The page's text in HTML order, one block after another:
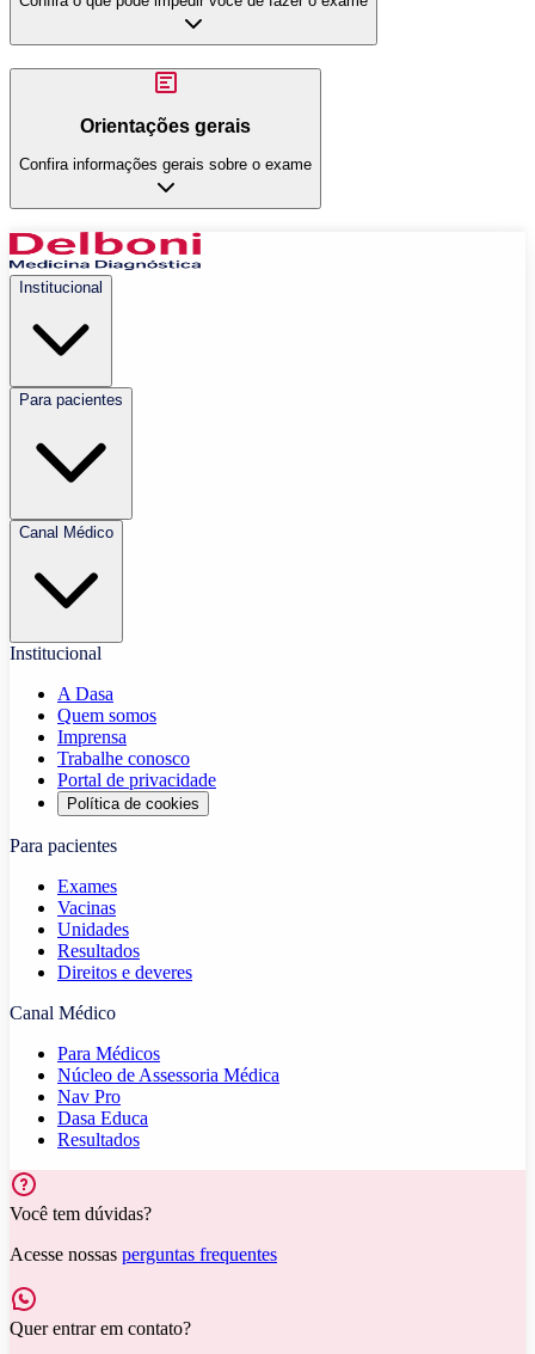
Orientações gerais
Confira informações gerais sobre o exame
Institucional
Para pacientes
Canal Médico
Institucional
A Dasa
Quem somos
Imprensa
Trabalhe conosco
Portal de privacidade
Política de cookies
Para pacientes
Exames
Vacinas
Unidades
Resultados
Direitos e deveres
Canal Médico
Para Médicos
Núcleo de Assessoria Médica
Nav Pro
Dasa Educa
Resultados
Você tem dúvidas?
Acesse nossas perguntas frequentes
Quer entrar em contato?